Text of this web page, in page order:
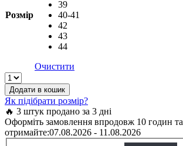
Розмір
39
40-41
42
43
44
Очистити
Crocs
Classic
Retro
Runner
Black
арт.
212831
Додати в кошик
Як підібрати розмір?
🔥 3 штук продано за 3 дні
Оформіть замовлення впродовж 10 годин та
отримайте:07.08.2026 - 11.08.2026